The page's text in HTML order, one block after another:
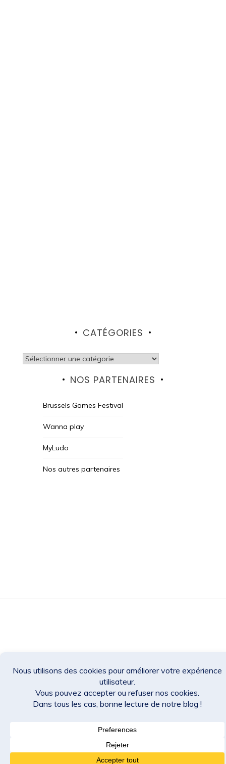
CATÉGORIES
Catégories
NOS PARTENAIRES
Brussels Games Festival
Wanna play
MyLudo
Nos autres partenaires